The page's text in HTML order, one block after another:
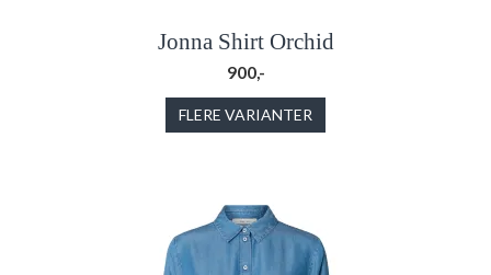
Jonna Shirt Orchid
900,-
FLERE VARIANTER